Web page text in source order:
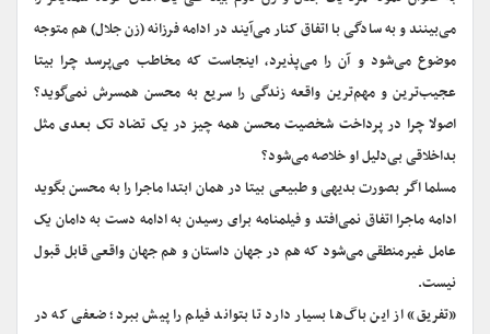
می‌بینند و به سادگی با اتفاق کنار می‌آیند در ادامه فرزانه (زن جلال) هم متوجه
موضوع می‌شود و آن را می‌پذیرد، اینجاست که مخاطب می‌پرسد چرا بیتا
عجیب‌ترین و مهم‌ترین واقعه زندگی را سریع به محسن همسرش نمی‌گوید؟
اصولا چرا در پرداخت شخصیت محسن همه چیز در یک تضاد تک بعدی مثل
بداخلاقی بی‌دلیل او خلاصه می‌شود؟
مسلما اگر بصورت بدیهی و طبیعی بیتا در همان ابتدا ماجرا را به محسن بگوید
ادامه ماجرا اتفاق نمی‌افتد و فیلمنامه برای رسیدن به ادامه دست به دامان یک
عامل غیرمنطقی می‌شود که هم در جهان داستان و هم جهان واقعی قابل قبول
نیست.
«تفریق» از این باگ‌ها بسیار دارد تا بتواند فیلم را پیش ببرد؛ ضعفی که در